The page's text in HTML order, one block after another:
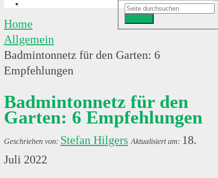
Home
Allgemein
Badmintonnetz für den Garten: 6
Empfehlungen
Badmintonnetz für den
Garten: 6 Empfehlungen
Stefan Hilgers
18.
Juli 2022